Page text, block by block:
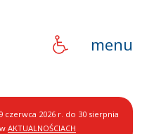
menu
czerwca 2026 r. do 30 sierpnia
AKTUALNOŚCIACH